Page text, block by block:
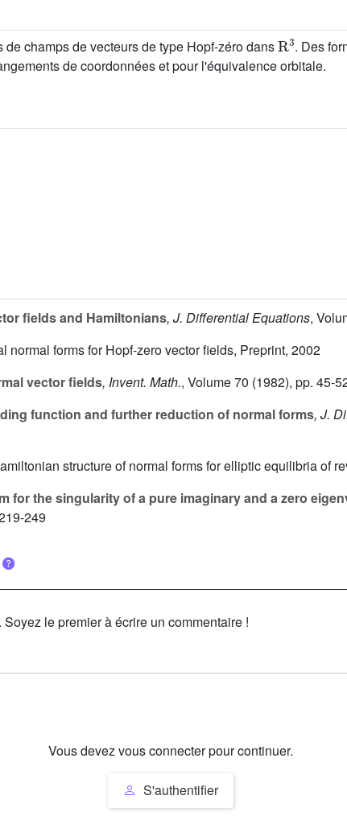
champs de vecteurs de type Hopf-zéro dans
R3
. Des
de coordonnées et pour l'équivalence orbitale.
fields and Hamiltonians, J. Differential Equations,
normal forms for Hopf-zero vector fields, Preprint, 2002
vector fields, Invent. Math., Volume 70 (1982), pp. 45-
function and further reduction of normal forms, J.
structure of normal forms for elliptic equilibria of
for the singularity of a pure imaginary and a zero
249
le premier à écrire un commentaire !
Vous devez vous connecter pour continuer.
S'authentifier